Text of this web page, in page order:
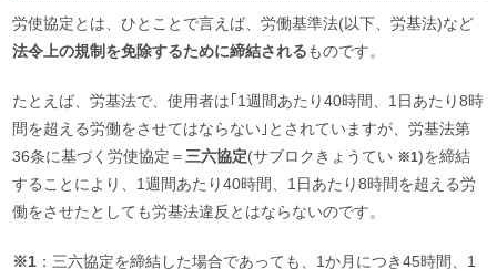
労使協定とは、ひとことで言えば、労働基準法(以下、労基法)など
法令上の規制を免除するために締結されるものです。
たとえば、労基法で、使用者は｢1週間あたり40時間、1日あたり8時
間を超える労働をさせてはならない｣とされていますが、労基法第
36条に基づく労使協定＝ 三六協定(サブロクきょうてい ※1)を締結
することにより、1週間あたり40時間、1日あたり8時間を超える労
働をさせたとしても労基法違反とはならないのです。
※1 ：三六協定を締結した場合であっても、1か月につき45時間、1